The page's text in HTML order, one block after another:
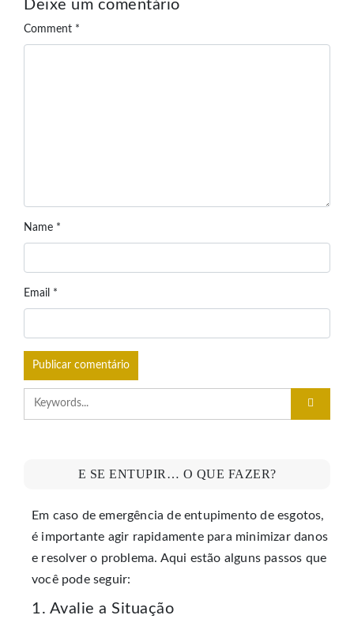
Deixe um comentário
Comment *
Name *
Email *
E SE ENTUPIR… O QUE FAZER?
Em caso de emergência de entupimento de esgotos,
é importante agir rapidamente para minimizar danos
e resolver o problema. Aqui estão alguns passos que
você pode seguir:
1. Avalie a Situação